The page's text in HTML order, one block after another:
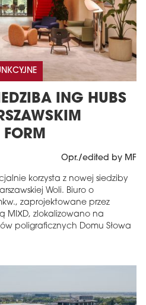
ING HUBS
FORM
Opr./edited by MF
korzysta z nowej siedziby
Woli. Biuro o
zaprojektowane przez
MIXD, zlokalizowano na
poligraficznych Domu Słowa